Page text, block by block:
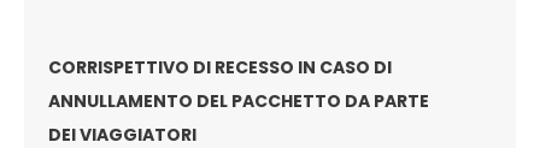
CORRISPETTIVO DI RECESSO IN CASO DI
ANNULLAMENTO DEL PACCHETTO DA PARTE
DEI VIAGGIATORI